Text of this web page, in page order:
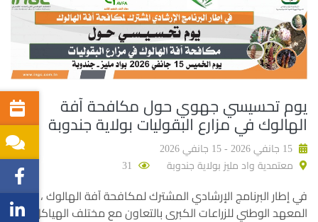
يوم تحسيسي جهوي حول مكافحة آفة
الهالوك في مزارع البقوليات بولاية جندوبة
معتمدية واد مليز بولاية جندوبة
في إطار البرنامج الإرشادي المشترك لمكافحة آفة الهالوك ، ينظم
المعهد الوطني للزراعات الكبرى بالتعاون مع مختلف الهياكل